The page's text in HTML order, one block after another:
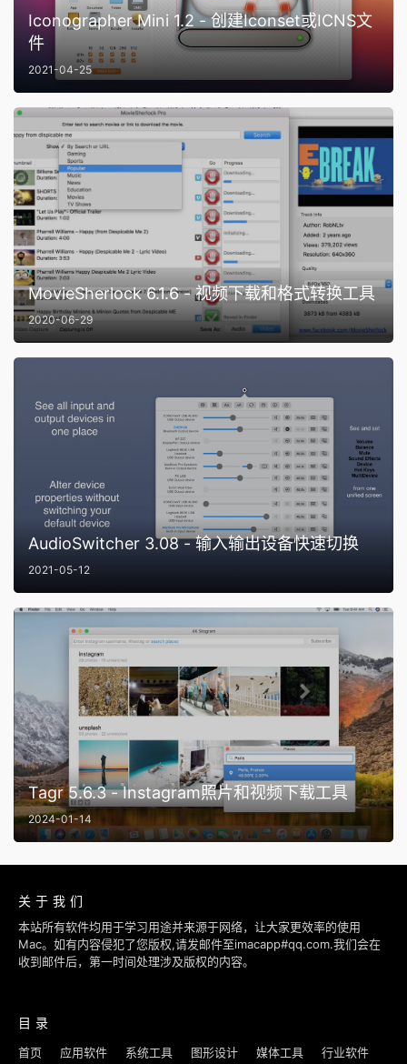
Iconographer Mini 1.2 - 创建Iconset或ICNS文
件
2021-04-25
MovieSherlock 6.1.6 - 视频下载和格式转换工具
2020-06-29
AudioSwitcher 3.08 - 输入输出设备快速切换
2021-05-12
Tagr 5.6.3 - Instagram照片和视频下载工具
2024-01-14
关于我们
本站所有软件均用于学习用途并来源于网络，让大家更效率的使用
Mac。如有内容侵犯了您版权,请发邮件至imacapp#qq.com.我们会在
收到邮件后，第一时间处理涉及版权的内容。
目录
首页 应用软件 系统工具 图形设计 媒体工具 行业软件